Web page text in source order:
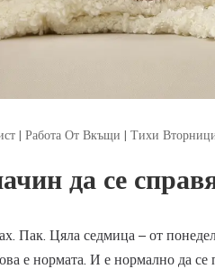
| Работа От Вкъщи | Тихи
да се
Пак. Цяла седмица – от
е нормата. И е нормално да